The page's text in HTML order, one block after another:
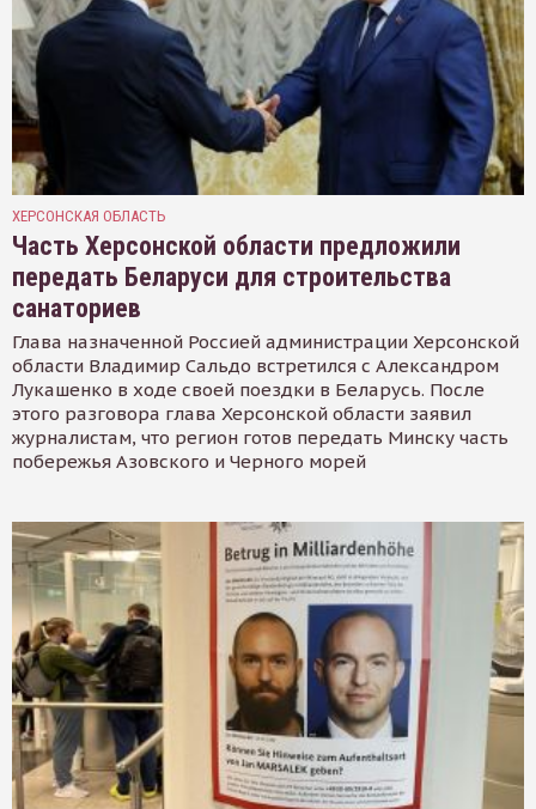
ХЕРСОНСКАЯ ОБЛАСТЬ
Часть Херсонской области предложили
передать Беларуси для строительства
санаториев
Глава назначенной Россией администрации Херсонской
области Владимир Сальдо встретился с Александром
Лукашенко в ходе своей поездки в Беларусь. После
этого разговора глава Херсонской области заявил
журналистам, что регион готов передать Минску часть
побережья Азовского и Черного морей